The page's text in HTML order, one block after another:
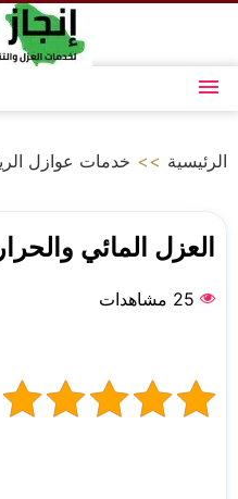
المحتوى
القائمة
الرئيسية >> خدمات عوازل
العزل المائي
25 مشاهدات